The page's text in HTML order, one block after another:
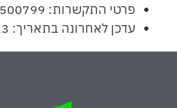
פרטי התקשרות: 09-9500799
עדכן לאחרונה בתאריך: 01/09/23